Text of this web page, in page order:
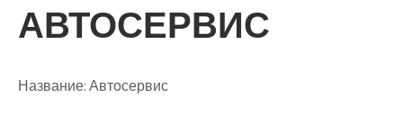
АВТОСЕРВИС
Название:Автосервис